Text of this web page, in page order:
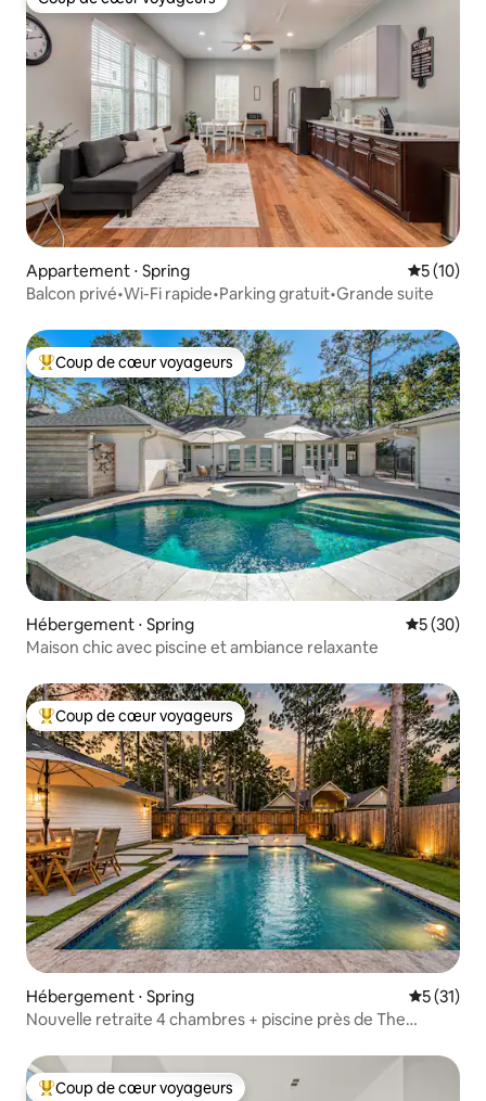
Coup de cœur voyageurs
Appartement ⋅ Spring
5 (10)
Balcon privé•Wi-Fi rapide•Parking gratuit•Grande suite
Coups de cœur voyageurs les plus appréciés
Coup de cœur voyageurs
Hébergement ⋅ Spring
5 (30)
Maison chic avec piscine et ambiance relaxante
Coups de cœur voyageurs les plus appréciés
Coup de cœur voyageurs
Hébergement ⋅ Spring
5 (31)
Nouvelle retraite 4 chambres + piscine près de The
Coups de cœur voyageurs les plus appréciés
Coup de cœur voyageurs